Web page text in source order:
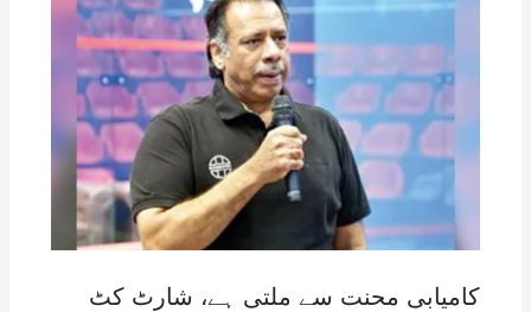
کامیابی محنت سے ملتی ہے، شارٹ کٹ